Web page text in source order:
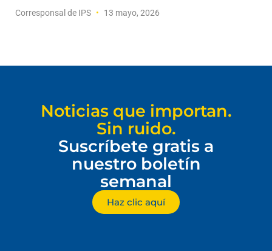
Corresponsal de IPS 13 mayo, 2026
Noticias que importan.
Sin ruido.
Suscríbete gratis a
nuestro boletín
semanal
Haz clic aquí